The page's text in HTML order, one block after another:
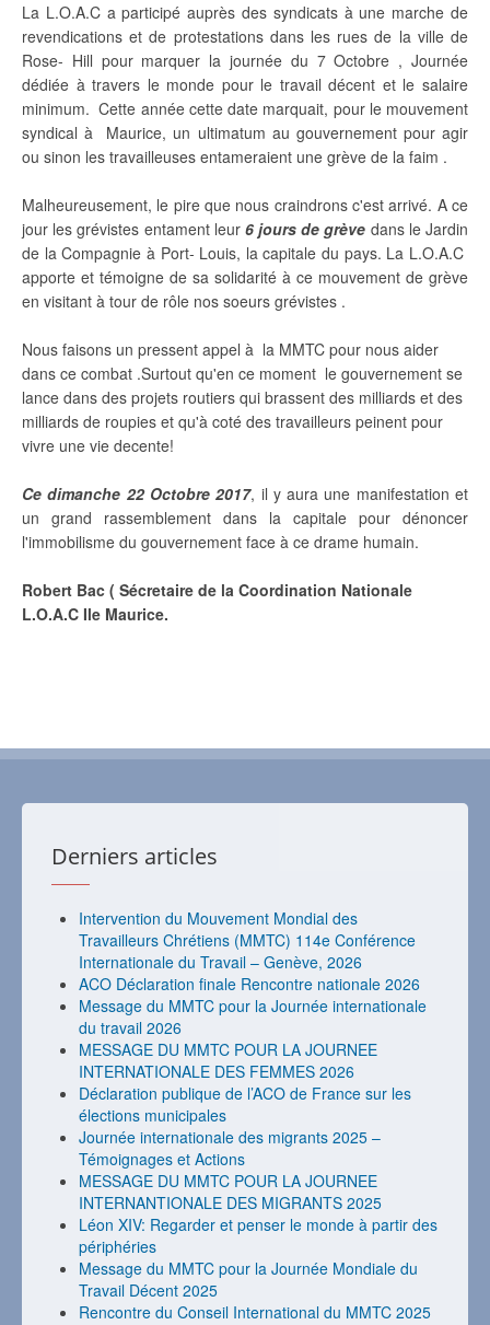
La L.O.A.C a participé auprès des syndicats à une marche de
revendications et de protestations dans les rues de la ville de
Rose- Hill pour marquer la journée du 7 Octobre , Journée
dédiée à travers le monde pour le travail décent et le salaire
minimum. Cette année cette date marquait, pour le mouvement
syndical à Maurice, un ultimatum au gouvernement pour agir
ou sinon les travailleuses entameraient une grève de la faim .
Malheureusement, le pire que nous craindrons c'est arrivé. A ce
jour les grévistes entament leur 6 jours de grève dans le Jardin
de la Compagnie à Port- Louis, la capitale du pays. La L.O.A.C
apporte et témoigne de sa solidarité à ce mouvement de grève
en visitant à tour de rôle nos soeurs grévistes .
Nous faisons un pressent appel à la MMTC pour nous aider
dans ce combat .Surtout qu'en ce moment le gouvernement se
lance dans des projets routiers qui brassent des milliards et des
milliards de roupies et qu'à coté des travailleurs peinent pour
vivre une vie decente!
Ce dimanche 22 Octobre 2017, il y aura une manifestation et
un grand rassemblement dans la capitale pour dénoncer
l'immobilisme du gouvernement face à ce drame humain.
Robert Bac ( Sécretaire de la Coordination Nationale
L.O.A.C Ile Maurice.
Derniers articles
Intervention du Mouvement Mondial des
Travailleurs Chrétiens (MMTC) 114e Conférence
Internationale du Travail – Genève, 2026
ACO Déclaration finale Rencontre nationale 2026
Message du MMTC pour la Journée internationale
du travail 2026
MESSAGE DU MMTC POUR LA JOURNEE
INTERNATIONALE DES FEMMES 2026
Déclaration publique de l’ACO de France sur les
élections municipales
Journée internationale des migrants 2025 –
Témoignages et Actions
MESSAGE DU MMTC POUR LA JOURNEE
INTERNANTIONALE DES MIGRANTS 2025
Léon XIV: Regarder et penser le monde à partir des
périphéries
Message du MMTC pour la Journée Mondiale du
Travail Décent 2025
Rencontre du Conseil International du MMTC 2025